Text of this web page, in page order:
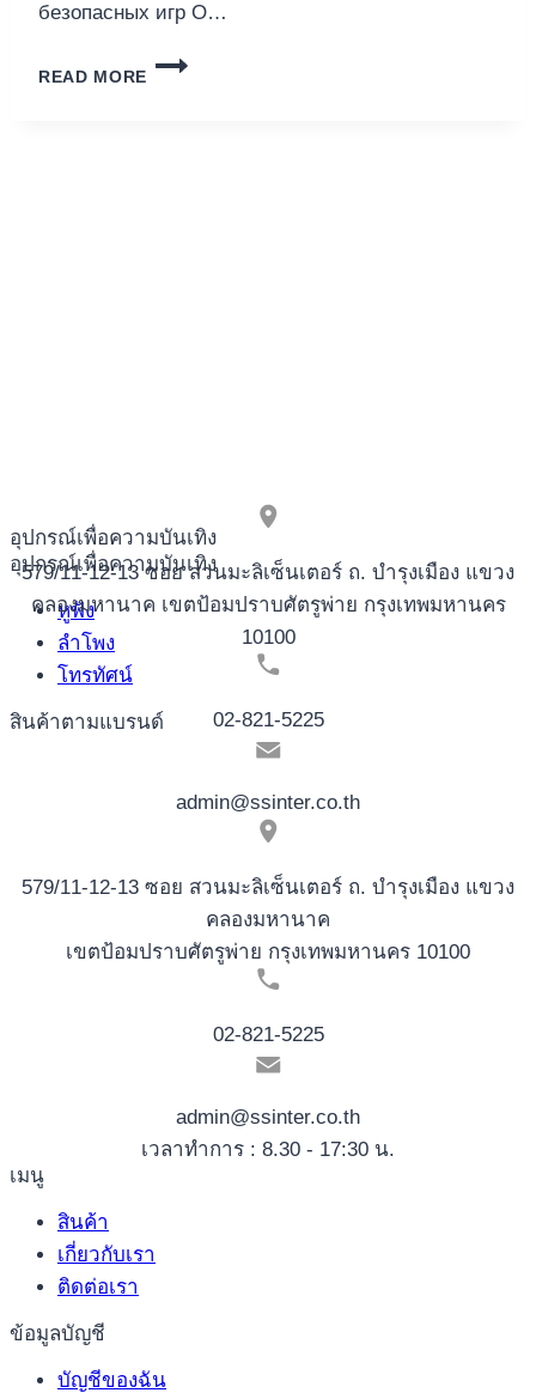
อุปกรณ์เพื่อความบันเทิง
อุปกรณ์เพื่อความบันเทิง
หูฟัง
ลำโพง
โทรทัศน์
สินค้าตามแบรนด์
безопасных игр О…
READ MORE
ЛУЧШИЕ
579/11-12-13 ซอย สวนมะลิเซ็นเตอร์ ถ. บำรุงเมือง แขวง
คลองมหานาค เขตป้อมปราบศัตรูพ่าย กรุงเทพมหานคร
10100
02-821-5225
admin@ssinter.co.th
579/11-12-13 ซอย สวนมะลิเซ็นเตอร์ ถ. บำรุงเมือง แขวง
คลองมหานาค
เขตป้อมปราบศัตรูพ่าย กรุงเทพมหานคร 10100
02-821-5225
admin@ssinter.co.th
เวลาทำการ : 8.30 - 17:30 น.
เมนู
สินค้า
เกี่ยวกับเรา
ติดต่อเรา
ข้อมูลบัญชี
บัญชีของฉัน